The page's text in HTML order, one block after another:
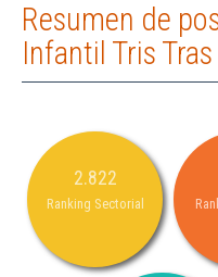
Resumen de
Infantil Tris Tras
2.822
Ranking Sectorial